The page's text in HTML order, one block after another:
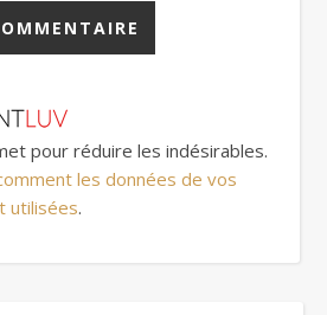
pour réduire les indésirables.
les données de vos
utilisées.